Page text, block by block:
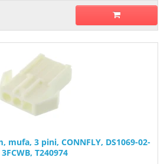
mufa, 3 pini, CONNFLY, DS1069-02-
3FCWB, T240974